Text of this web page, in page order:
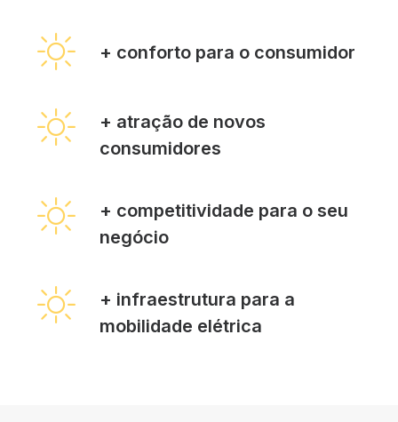
+ conforto para o consumidor
+ atração de novos
consumidores
+ competitividade para o seu
negócio
+ infraestrutura para a
mobilidade elétrica